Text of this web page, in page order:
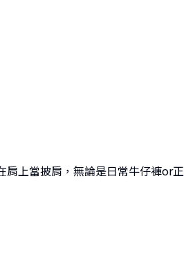
肩上當披肩，無論是日常牛仔褲or正